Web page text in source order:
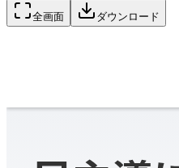
全画面 ダウンロード